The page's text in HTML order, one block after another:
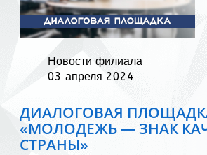
Новости филиала
03 апреля 2024
ДИАЛОГОВАЯ
«МОЛОДЕЖЬ — ЗНАК
СТРАНЫ»